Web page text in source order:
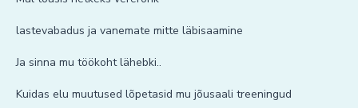
lastevabadus ja vanemate mitte läbisaamine
Ja sinna mu töökoht lähebki..
Kuidas elu muutused lõpetasid mu jõusaali treeningud